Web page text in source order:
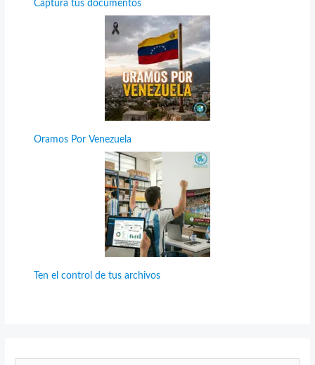
Captura tus documentos
Oramos Por Venezuela
Ten el control de tus archivos